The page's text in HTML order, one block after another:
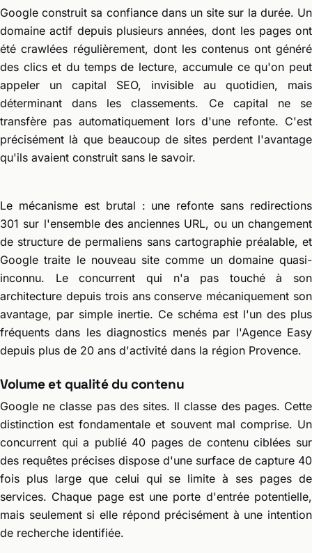
Google construit sa confiance dans un site sur la durée. Un
domaine actif depuis plusieurs années, dont les pages ont
été crawlées régulièrement, dont les contenus ont généré
des clics et du temps de lecture, accumule ce qu'on peut
appeler un capital SEO, invisible au quotidien, mais
déterminant dans les classements. Ce capital ne se
transfère pas automatiquement lors d'une refonte. C'est
précisément là que beaucoup de sites perdent l'avantage
qu'ils avaient construit sans le savoir.
Le mécanisme est brutal : une refonte sans redirections
301 sur l'ensemble des anciennes URL, ou un changement
de structure de permaliens sans cartographie préalable, et
Google traite le nouveau site comme un domaine quasi-
inconnu. Le concurrent qui n'a pas touché à son
architecture depuis trois ans conserve mécaniquement son
avantage, par simple inertie. Ce schéma est l'un des plus
fréquents dans les diagnostics menés par l'Agence Easy
depuis plus de 20 ans d'activité dans la région Provence.
Volume et qualité du contenu
Google ne classe pas des sites. Il classe des pages. Cette
distinction est fondamentale et souvent mal comprise. Un
concurrent qui a publié 40 pages de contenu ciblées sur
des requêtes précises dispose d'une surface de capture 40
fois plus large que celui qui se limite à ses pages de
services. Chaque page est une porte d'entrée potentielle,
mais seulement si elle répond précisément à une intention
de recherche identifiée.